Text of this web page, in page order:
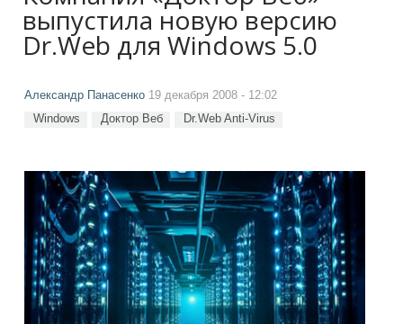
выпустила новую версию
Dr.Web для Windows 5.0
Александр Панасенко 19 декабря 2008 - 12:02
Windows Доктор Веб Dr.Web Anti-Virus